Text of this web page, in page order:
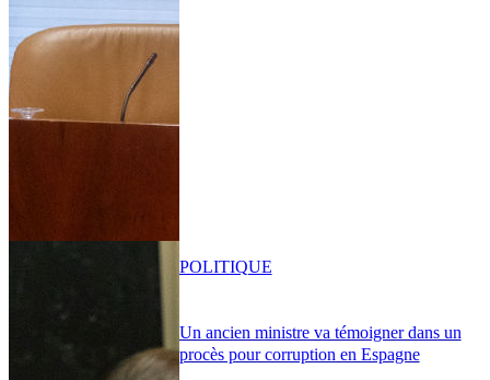
Un ancien ministre va témoigner dans un
procès pour corruption en Espagne
POLITIQUE